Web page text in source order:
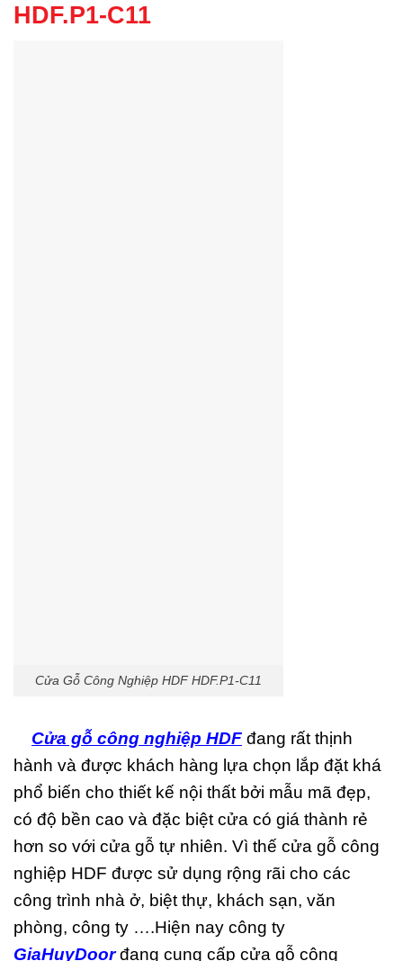
HDF.P1-C11
Cửa Gỗ Công Nghiệp HDF HDF.P1-C11
Cửa gỗ công nghiệp HDF đang rất thịnh
hành và được khách hàng lựa chọn lắp đặt khá
phổ biến cho thiết kế nội thất bởi mẫu mã đẹp,
có độ bền cao và đặc biệt cửa có giá thành rẻ
hơn so với cửa gỗ tự nhiên. Vì thế cửa gỗ công
nghiệp HDF được sử dụng rộng rãi cho các
công trình nhà ở, biệt thự, khách sạn, văn
phòng, công ty ….Hiện nay công ty
GiaHuyDoorđang cung cấp cửa gỗ công